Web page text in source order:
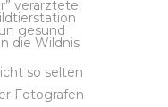
verarztete.
gesund
die Wildnis
so selten
Fotografen